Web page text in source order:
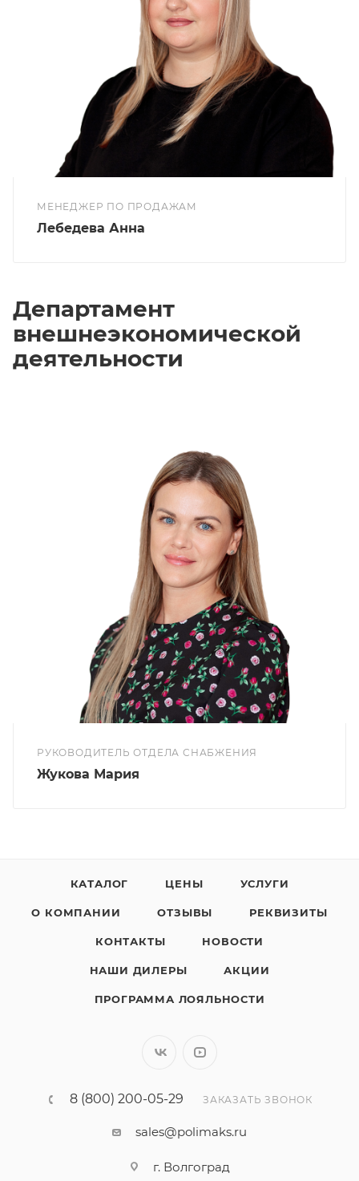
МЕНЕДЖЕР ПО ПРОДАЖАМ
Лебедева Анна
Департамент
внешнеэкономической
деятельности
РУКОВОДИТЕЛЬ ОТДЕЛА СНАБЖЕНИЯ
Жукова Мария
КАТАЛОГ ЦЕНЫ УСЛУГИ
О КОМПАНИИ ОТЗЫВЫ РЕКВИЗИТЫ
КОНТАКТЫ НОВОСТИ
НАШИ ДИЛЕРЫ АКЦИИ
ПРОГРАММА ЛОЯЛЬНОСТИ
8 (800) 200-05-29 ЗАКАЗАТЬ ЗВОНОК
sales@polimaks.ru
г. Волгоград